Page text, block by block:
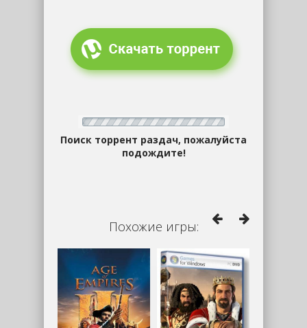
Поиск торрент раздач, пожалуйста
подождите!
Похожие игры: